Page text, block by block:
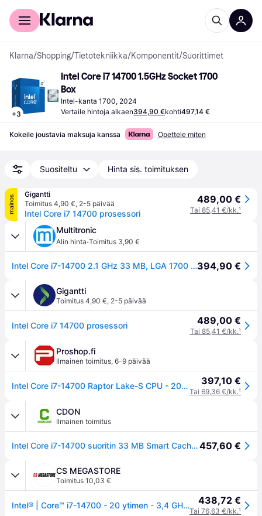
Kuluttajille
Klarna/Shopping/Tietotekniikka/Komponentit/Suorittimet
+3
Intel Core i7 14700 1.5GHz Socket 1700
Box
Intel-kanta 1700, 2024
Vertaile hintoja alkaen394,90 €kohti497,14 €
Kokeile joustavia maksuja kanssa Opettele miten
Suositeltu Hinta sis. toimituksen
mainos
Gigantti
Toimitus 4,90 €, 2-5 päivää
Intel Core i7 14700 prosessori
489,00 €
Tai 85,41 €/kk.¹
Multitronic
Alin hinta·Toimitus 3,90 €
Intel Core i7-14700 2.1 GHz 33 MB, LGA 1700 -suoritin394,90 €
Gigantti
Toimitus 4,90 €, 2-5 päivää
Intel Core i7 14700 prosessori 489,00 €
Tai 85,41 €/kk.¹
Proshop.fi
Ilmainen toimitus, 6-9 päivää
Intel Core i7-14700 Raptor Lake-S CPU - 20 ydintä - 2.1 GHz - Intel LGA1700 - Intel Boxed (jäähdyttimen kanssa) 397,10 €
Tai 69,36 €/kk.¹
CDON
Ilmainen toimitus
Intel Core i7-14700 suoritin 33 MB Smart Cache Laatikko457,60 €
CS MEGASTORE
Toimitus 10,03 €
Intel® | Core™ i7-14700 - 20 ytimen - 3,4 GHz (5,6 GHz Turbo) - LGA1700-liitin - Intel® UHD Graphics | Laatikko 438,72 €
Tai 76,63 €/kk.¹